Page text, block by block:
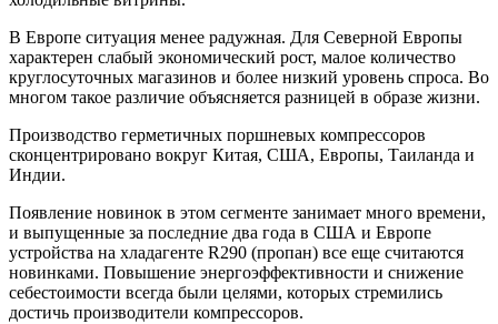
В Европе ситуация менее радужная. Для Северной Европы
характерен слабый экономический рост, малое количество
круглосуточных магазинов и более низкий уровень спроса. Во
многом такое различие объясняется разницей в образе жизни.
Производство герметичных поршневых компрессоров
сконцентрировано вокруг Китая, США, Европы, Таиланда и
Индии.
Появление новинок в этом сегменте занимает много времени,
и выпущенные за последние два года в США и Европе
устройства на хладагенте R290 (пропан) все еще считаются
новинками. Повышение энергоэффективности и снижение
себестоимости всегда были целями, которых стремились
достичь производители компрессоров.